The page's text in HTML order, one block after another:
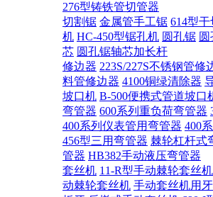
276型铸铁管切管器
切割锯 金属管手工锯 614型
机 HC-450型锯孔机 圆孔锯
芯 圆孔锯轴芯加长杆
修边器 223S/227S不锈钢管修
料管修边器 4100铜绿清除器
坡口机 B-500便携式管道坡口
弯管器 600系列重负荷弯管器
400系列仪表管用弯管器 400
456型三用弯管器 棘轮杠杆式
管器 HB382手动液压弯管器
套丝机 11-R型手动棘轮套丝机
动棘轮套丝机 手动套丝机用